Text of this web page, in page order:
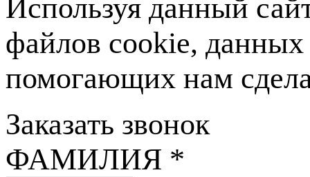
Используя данный
файлов cookie,
помогающих нам
Заказать звонок
ФАМИЛИЯ *